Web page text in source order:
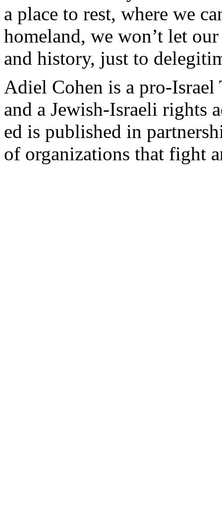
a place to rest, where we
homeland, we won’t let our
and history, just to
Adiel Cohen is a pro-Israel
and a Jewish-Israeli rights
ed is published in
of organizations that fight